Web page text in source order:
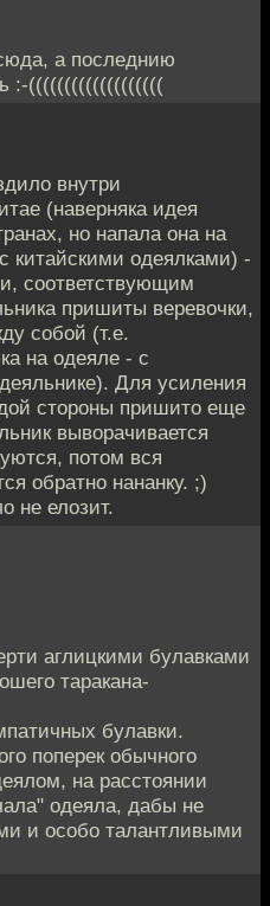
а последнию
:-(((((((((((((((((((
внутри
(наверняка идея
но напала она на
китайскими одеялками) -
соответствующим
пришиты веревочки,
собой (т.е.
на одеяле - с
Для усиления
стороны пришито еще
выворачивается
потом вся
обратно нананку. ;)
не елозит.
аглицкими булавками
таракана-
булавки.
поперек обычного
на расстоянии
одеяла, дабы не
и особо талантливыми